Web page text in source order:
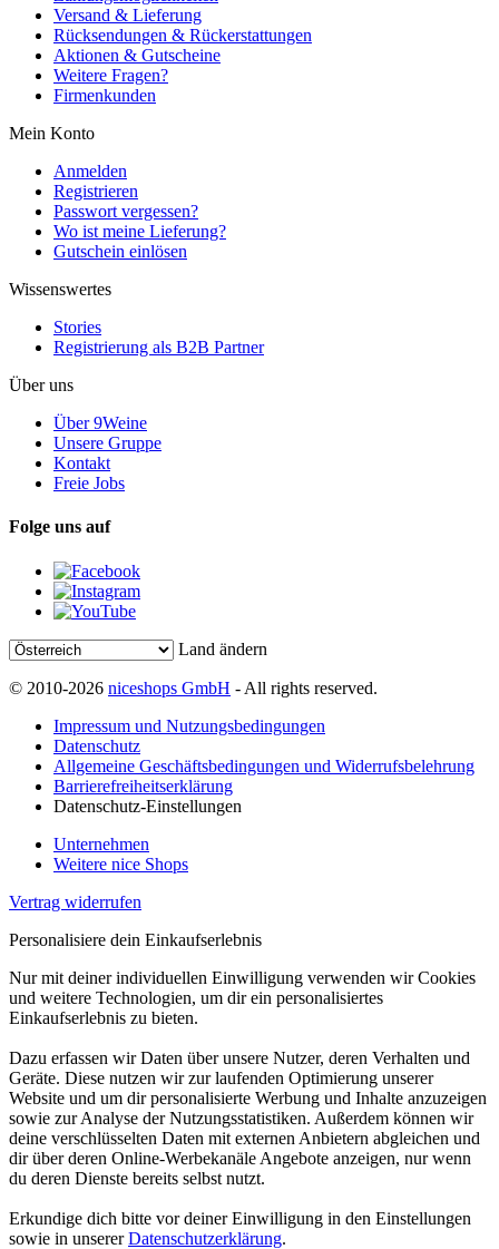
Versand & Lieferung
Rücksendungen & Rückerstattungen
Aktionen & Gutscheine
Weitere Fragen?
Firmenkunden
Mein Konto
Anmelden
Registrieren
Passwort vergessen?
Wo ist meine Lieferung?
Gutschein einlösen
Wissenswertes
Stories
Registrierung als B2B Partner
Über uns
Über 9Weine
Unsere Gruppe
Kontakt
Freie Jobs
Folge uns auf
Land ändern
© 2010-2026 niceshops GmbH - All rights reserved.
Impressum und Nutzungsbedingungen
Datenschutz
Allgemeine Geschäftsbedingungen und Widerrufsbelehrung
Barrierefreiheitserklärung
Datenschutz-Einstellungen
Unternehmen
Weitere nice Shops
Vertrag widerrufen
Personalisiere dein Einkaufserlebnis
Nur mit deiner individuellen Einwilligung verwenden wir Cookies
und weitere Technologien, um dir ein personalisiertes
Einkaufserlebnis zu bieten.
Dazu erfassen wir Daten über unsere Nutzer, deren Verhalten und
Geräte. Diese nutzen wir zur laufenden Optimierung unserer
Website und um dir personalisierte Werbung und Inhalte anzuzeigen
sowie zur Analyse der Nutzungsstatistiken. Außerdem können wir
deine verschlüsselten Daten mit externen Anbietern abgleichen und
dir über deren Online-Werbekanäle Angebote anzeigen, nur wenn
du deren Dienste bereits selbst nutzt.
Erkundige dich bitte vor deiner Einwilligung in den Einstellungen
sowie in unsererDatenschutzerklärung.